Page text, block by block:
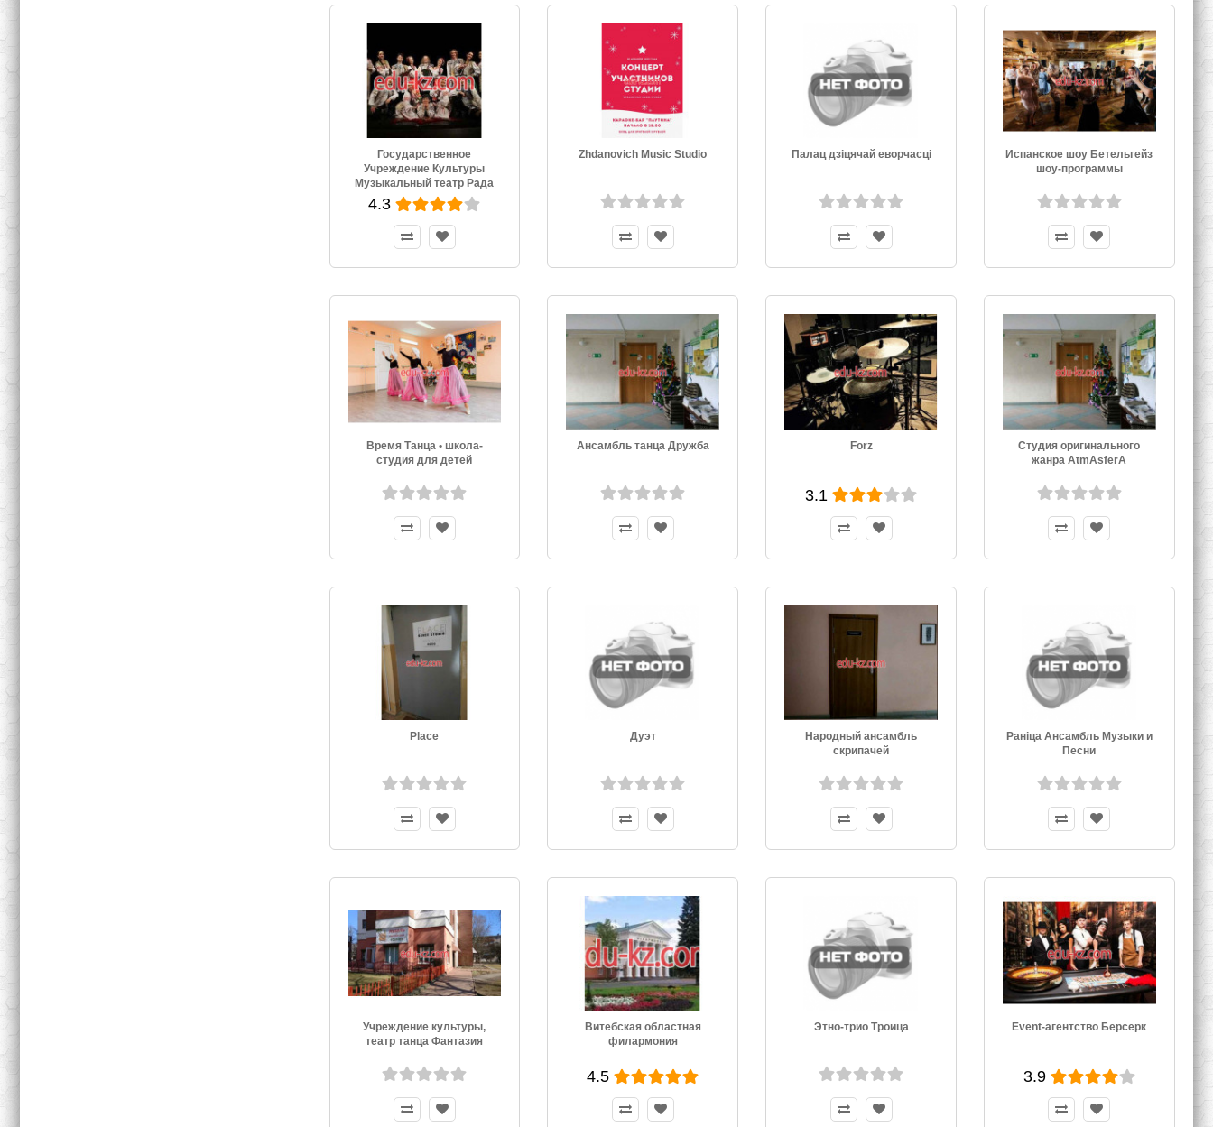
Государственное
Учреждение Культуры
Музыкальный театр Рада
4.3
Zhdanovich Music Studio Палац дзiцячай еворчасцi
Испанское шоу Бетельгейз
шоу-программы
Время Танца • школа-
студия для детей
Ансамбль танца Дружба Forz
3.1
Студия оригинального
жанра AtmAsferA
Place Дуэт
Народный ансамбль
скрипачей
Ранiца Ансамбль Музыки и
Песни
Учреждение культуры,
театр танца Фантазия
Витебская областная
филармония
4.5
Этно-трио Троица Event-агентство Берсерк
3.9